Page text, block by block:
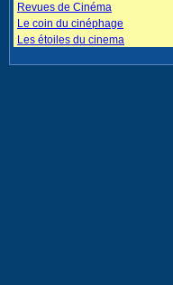
Revues de Cinéma
Le coin du cinéphage
Les étoiles du cinema